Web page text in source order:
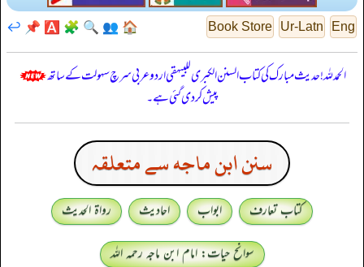
Eng
Ur-Latn
Book Store
🏠
👥
🔍
🧩
🅰️
📌
↩️
الحمدللہ! حدیث مبارک کی کتاب السنن الكبرى للبيهقي اردو عربی سرچ سہولت کے ساتھ
پیش کر دی گئی ہے۔
سنن ابن ماجه سے متعلقہ
کتاب تعارف ابواب احادیث
رواۃ الحدیث
سوانح حیات: امام ابن ماجہ رحمہ اللہ